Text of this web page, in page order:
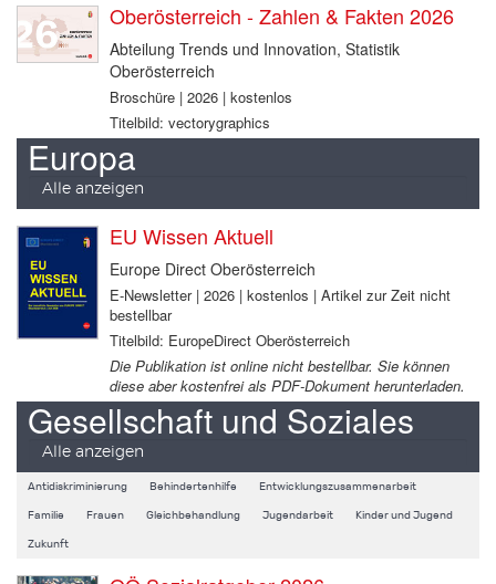
Oberösterreich - Zahlen & Fakten 2026
Abteilung Trends und Innovation, Statistik
Oberösterreich
Broschüre | 2026 | kostenlos
Titelbild: vectorygraphics
Europa
Alle anzeigen
EU Wissen Aktuell
Europe Direct Oberösterreich
E-Newsletter | 2026 | kostenlos | Artikel zur Zeit nicht
bestellbar
Titelbild: EuropeDirect Oberösterreich
Die Publikation ist online nicht bestellbar. Sie können
diese aber kostenfrei als PDF-Dokument herunterladen.
Gesellschaft und Soziales
Alle anzeigen
Antidiskriminierung Behindertenhilfe Entwicklungszusammenarbeit
Familie Frauen Gleichbehandlung Jugendarbeit Kinder und Jugend
Zukunft